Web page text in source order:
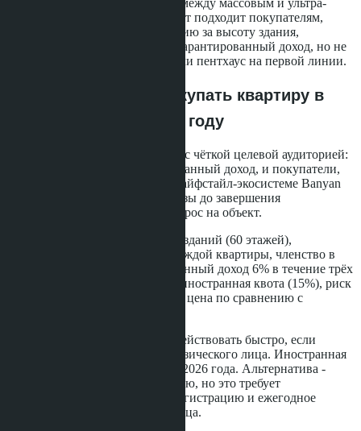
Skypark Lucean занимает нишу между массовым и ультра-
премиальным сегментом. Проект подходит покупателям,
которые готовы заплатить премию за высоту здания,
партнёрство с Banyan Group и гарантированный доход, но не
хотят переплачивать за виллу или пентхаус на первой линии.
Выводы: стоит ли покупать квартиру в
Skypark Lucean в 2026 году
Skypark Lucean Jomtien - проект с чёткой целевой аудиторией:
инвесторы, ищущие гарантированный доход, и покупатели,
ценящие доступ к глобальной лайфстайл-экосистеме Banyan
Group. Продажи 42% первой фазы до завершения
строительства подтверждают спрос на объект.
Преимущества проекта: высота зданий (60 этажей),
панорамные виды на море из каждой квартиры, членство в
The Sanctuary Club, гарантированный доход 6% в течение трёх
лет. Недостатки: ограниченная иностранная квота (15%), риск
задержки сроков сдачи, высокая цена по сравнению с
Покупателям из России стоит действовать быстро, если
планируется покупка на имя физического лица. Иностранная
квота может закрыться к концу 2026 года. Альтернатива -
покупка через тайскую компанию, но это требует
дополнительных расходов на регистрацию и ежегодное
обслуживание юридического лица.